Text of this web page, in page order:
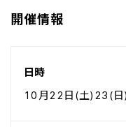
開催情報
日時
10月22日(土)23(